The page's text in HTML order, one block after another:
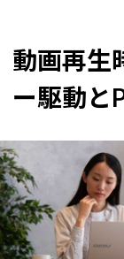
動画再生
ー駆動と